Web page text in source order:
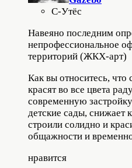
С-Утёс
Навеяно последним
непрофессиональное
территорий (ЖКХ-арт)
Как вы относитесь,
красят во все цвета
современную
детские сады, снижает
строили солидно и
общажности и
нравится